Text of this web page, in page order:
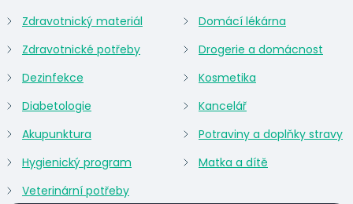
Zdravotnický materiál
Zdravotnické potřeby
Dezinfekce
Diabetologie
Akupunktura
Hygienický program
Veterinární potřeby
Domácí lékárna
Drogerie a domácnost
Kosmetika
Kancelář
Potraviny a doplňky stravy
Matka a dítě